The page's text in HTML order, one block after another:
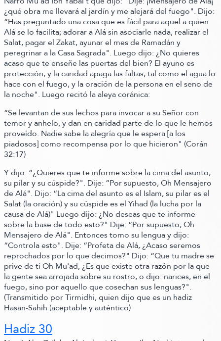
¿qué obra me llevará al jardín y me alejará del fuego". Dijo:
“Has preguntado una cosa que es fácil para aquel a quien
Alá se lo facilita; adorar a Alá sin asociarle nada, realizar el
Salat, pagar el Zakat, ayunar el mes de Ramadán y
peregrinar a la Casa Sagrada". Luego dijo:¿No quieres
acaso que te enseñe las puertas del bien? El ayuno es
protección, y la caridad apaga las faltas, tal como el agua lo
hace con el fuego, y la oración de la persona en el seno de
la noche". Luego recitó la aleya coránica:
“Se levantan de sus lechos para invocar a su Señor con
temor y anhelo, y dan en caridad parte de lo que le hemos
proveído. Nadie sabe la alegría que le espera[a los
piadosos]como recompensa por lo que hicieron" (Corán
32:17)
Y dijo: “¿Quieres que te informe sobre la cima del asunto,
su pilar y su cúspide?". Dije: “Por supuesto, Oh Mensajero
de Alá". Dijo: “La cima del asunto es el Islam, su pilar es el
Salat(la oración)y su cúspide es el Yihad (la lucha por la
causa de Alá)" Luego dijo: ¿No deseas que te informe
sobre la base de todo esto?" Dije: “Por supuesto, Oh
Mensajero de Alá". Entonces tomo su lengua y dijo:
“Controla esto". Dije: “Profeta de Alá, ¿Acaso seremos
reprochados por lo que decimos?" Dijo: “Que tu madre se
prive de ti Oh Mu'ad, ¿Es que existe otra razón por la que
la gente sea arrojada sobre su rostro,o dijo: narices, en el
fuego, sino por aquello que cosechan sus lenguas?".
(Transmitido por Tirmidhi, quien dijo que es un hadiz
Hasan-Sahih (aceptable y auténtico)
Hadiz 30